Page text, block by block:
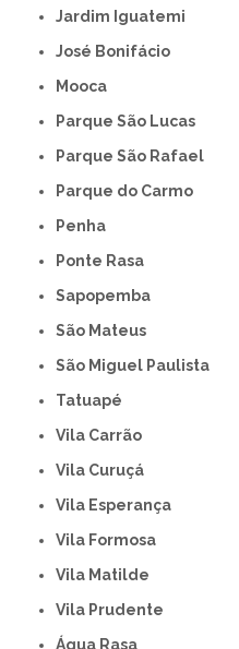
Jardim Iguatemi
José Bonifácio
Mooca
Parque São Lucas
Parque São Rafael
Parque do Carmo
Penha
Ponte Rasa
Sapopemba
São Mateus
São Miguel Paulista
Tatuapé
Vila Carrão
Vila Curuçá
Vila Esperança
Vila Formosa
Vila Matilde
Vila Prudente
Água Rasa